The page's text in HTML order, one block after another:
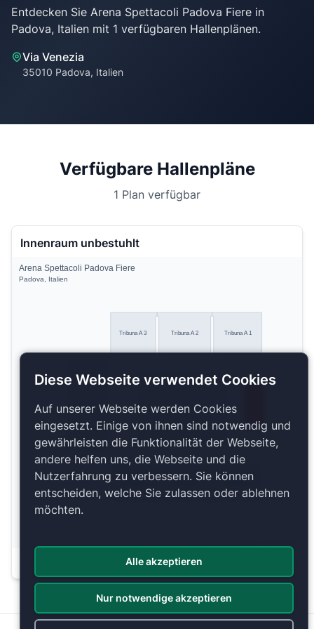
Entdecken Sie Arena Spettacoli Padova Fiere in
Via Venezia
35010 Padova, Italien
Verfügbare Hallenpläne
1 Plan verfügbar
Innenraum unbestuhlt
Tribuna A 1
Tribuna A 2
Tribuna A 3
Tribuna C
Parterre
Arena Spettacoli Padova Fiere
Padova, Italien
Plan anzeigen
Diese Webseite verwendet Cookies
Auf unserer Webseite werden Cookies
eingesetzt. Einige von ihnen sind notwendig und
gewährleisten die Funktionalität der Webseite,
andere helfen uns, die Webseite und die
Nutzerfahrung zu verbessern. Sie können
entscheiden, welche Sie zulassen oder ablehnen
möchten.
Alle akzeptieren
Nur notwendige akzeptieren